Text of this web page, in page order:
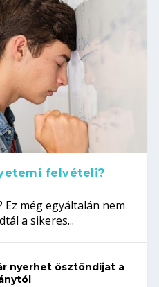
felvételi?
még egyáltalán nem
a sikeres...
nyerhet ösztöndíjat a